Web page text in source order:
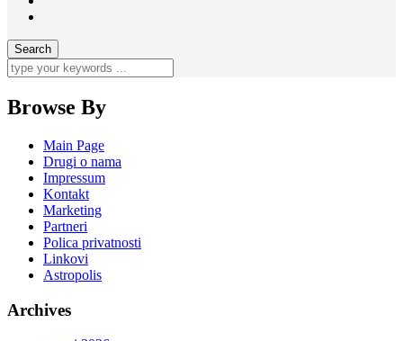
Browse By
Main Page
Drugi o nama
Impressum
Kontakt
Marketing
Partneri
Polica privatnosti
Linkovi
Astropolis
Archives